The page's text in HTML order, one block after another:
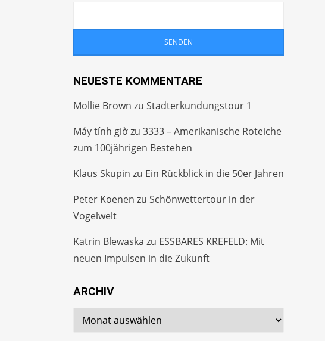
NEUESTE KOMMENTARE
Mollie Brown zuStadterkundungstour 1
Máy tính giờzu3333 – Amerikanische Roteiche
zum 100jährigen Bestehen
Klaus Skupin zu Ein Rückblick in die 50er Jahren
Peter Koenen zuSchönwettertour in der
Vogelwelt
Katrin Blewaska zu ESSBARES KREFELD: Mit
neuen Impulsen in die Zukunft
ARCHIV
Archiv